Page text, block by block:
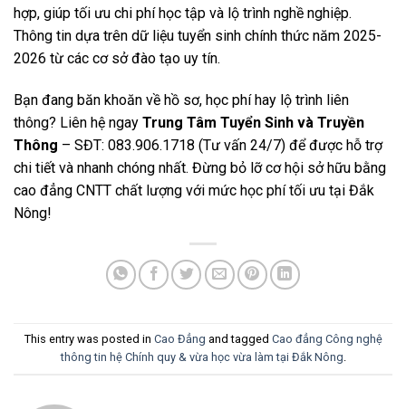
hợp, giúp tối ưu chi phí học tập và lộ trình nghề nghiệp.
Thông tin dựa trên dữ liệu tuyển sinh chính thức năm 2025-
2026 từ các cơ sở đào tạo uy tín.
Bạn đang băn khoăn về hồ sơ, học phí hay lộ trình liên
thông? Liên hệ ngay Trung Tâm Tuyển Sinh và Truyền
Thông – SĐT: 083.906.1718 (Tư vấn 24/7) để được hỗ trợ
chi tiết và nhanh chóng nhất. Đừng bỏ lỡ cơ hội sở hữu bằng
cao đẳng CNTT chất lượng với mức học phí tối ưu tại Đắk
Nông!
This entry was posted in Cao Đẳng and tagged Cao đẳng Công nghệ
thông tin hệ Chính quy & vừa học vừa làm tại Đắk Nông